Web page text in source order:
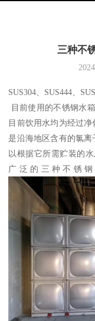
三种不
SUS304、 SUS444、
目前使用的不锈钢水
目前饮用水均为经过
是沿海地区含有的氯离
以根据它所需贮装的
广泛的三种不锈